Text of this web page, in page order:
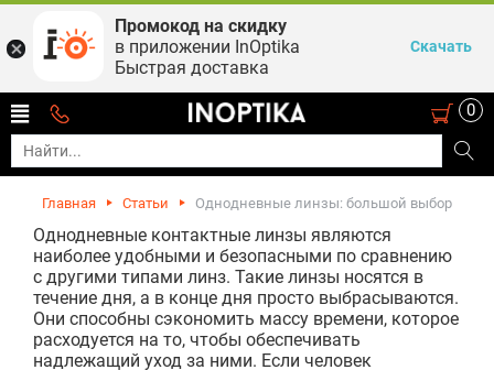
0
Главная Статьи Однодневные линзы: большой выбор
Однодневные контактные линзы являются
наиболее удобными и безопасными по сравнению
с другими типами линз. Такие линзы носятся в
течение дня, а в конце дня просто выбрасываются.
Они способны сэкономить массу времени, которое
расходуется на то, чтобы обеспечивать
надлежащий уход за ними. Если человек
Промокод на скидку
в приложении InOptika
Быстрая доставка
Скачать